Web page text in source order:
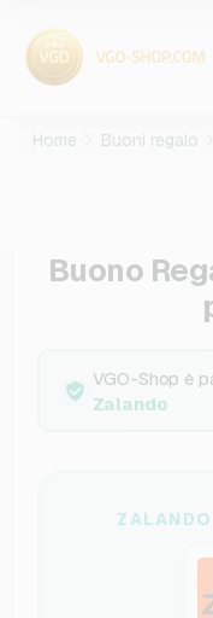
Home Buoni regalo
Buono
VGO-Shop è
Zalando